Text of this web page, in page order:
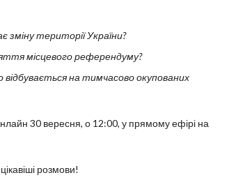
зміну території України?
місцевого референдуму?
на тимчасово окупованих
30 вересня, о 12:00, у прямому ефірі на
розмови!